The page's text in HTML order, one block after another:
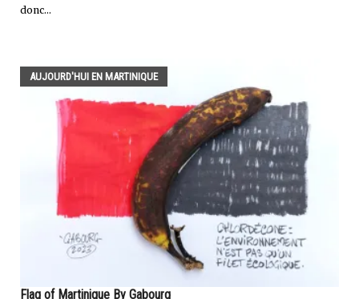
donc...
AUJOURD'HUI EN MARTINIQUE
Flag of Martinique By Gabourg